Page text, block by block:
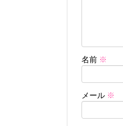
名前 ※
メール ※